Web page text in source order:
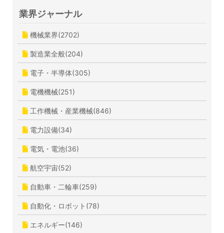
業界ジャーナル
機械業界(2702)
製造業全般(204)
電子・半導体(305)
電機機械(251)
工作機械・産業機械(846)
電力設備(34)
電気・電池(36)
航空宇宙(52)
自動車・二輪車(259)
自動化・ロボット(78)
エネルギー(146)